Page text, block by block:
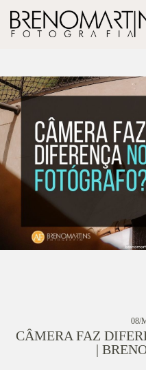
08/
CÂMERA FAZ
|